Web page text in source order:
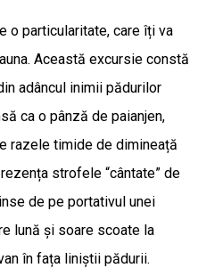
o particularitate, care îți va
Această excursie constă
adâncul inimii pădurilor
ca o pânză de paianjen,
razele timide de dimineață
strofele “cântate” de
de pe portativul unei
lună și soare scoate la
în fața liniștii pădurii.